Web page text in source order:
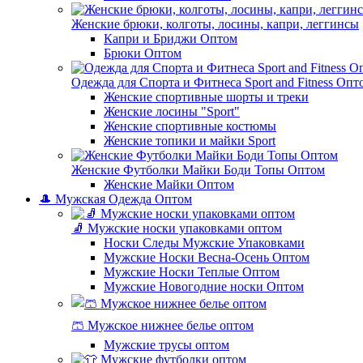
Женские брюки, колготы, лосины, капри, леггинсы
Капри и Бриджи Оптом
Брюки Оптом
Одежда для Спорта и Фитнеса Sport and Fitness
Женские спортивные шорты и треки
Женские лосины "Sport"
Женские спортивные костюмы
Женские топики и майки Sport
Женские Футболки Майки Боди Топы Оптом
Женские Майки Оптом
🎩 Мужская Одежда Оптом
🧦 Мужские носки упаковками оптом
Носки Следы Мужские Упаковками
Мужские Носки Весна-Осень Оптом
Мужские Носки Теплые Оптом
Мужские Новогодние носки Оптом
🩳 Мужское нижнее белье оптом
Мужские трусы оптом